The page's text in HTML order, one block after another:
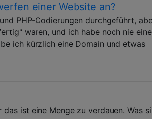
einer Website an?
PHP-Codierungen durchgeführt,
waren, und ich habe noch nie eine
ich kürzlich eine Domain und etwas
ist eine Menge zu verdauen. Was